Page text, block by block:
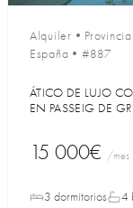
Alquiler •
España • #887
ÁTICO DE LUJO
EN PASSEIG DE
15 000€ /mes
3 dormitorios 4